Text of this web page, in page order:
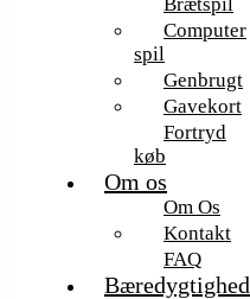
Computer
spil
Genbrugt
Gavekort
Fortryd
køb
Om os
Om Os
Kontakt
FAQ
Bæredygtighed